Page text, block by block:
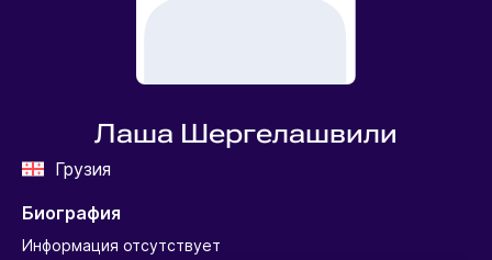
Лаша Шергелашвили
Грузия
Биография
Информация отсутствует